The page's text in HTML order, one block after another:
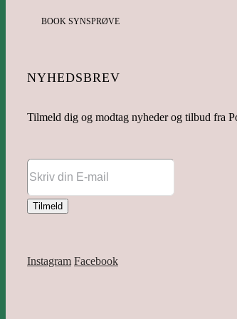
BOOK SYNSPRØVE
NYHEDSBREV
Tilmeld dig og modtag nyheder og tilbud fra
Instagram Facebook